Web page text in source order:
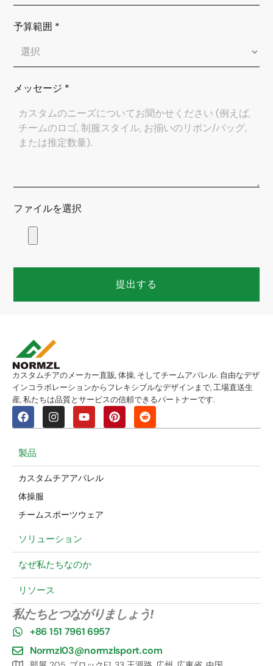
予算範囲 *
メッセージ *
ファイルを選択
提出する
カスタムチアのメーカー直販, 体操, そしてチームアパレル. 自由なデザ
インコラボレーションからフレキシブルなデザインまで, 工場直送生
産, 私たちは品質とサービスの信頼できるパートナーです.
製品
カスタムチアアパレル
体操服
チームスポーツウェア
ソリューション
なぜ私たちなのか
リソース
私たちとつながりましょう!
+86 151 7961 6957
Normzl03@normzlsport.com